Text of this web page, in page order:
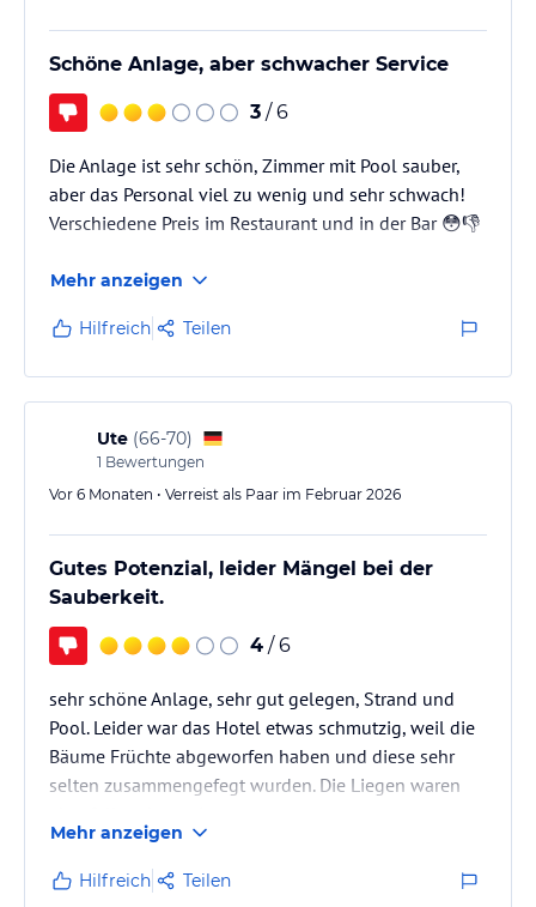
Schöne Anlage, aber schwacher Service
3 / 6
Die Anlage ist sehr schön, Zimmer mit Pool sauber,
aber das Personal viel zu wenig und sehr schwach!
Verschiedene Preis im Restaurant und in der Bar 😳👎
Mehr anzeigen
Hilfreich Teilen
Ute (66-70)
1 Bewertungen
Vor 6 Monaten • Verreist als Paar im Februar 2026
Gutes Potenzial, leider Mängel bei der
Sauberkeit.
4 / 6
sehr schöne Anlage, sehr gut gelegen, Strand und
Pool. Leider war das Hotel etwas schmutzig, weil die
Bäume Früchte abgeworfen haben und diese sehr
selten zusammengefegt wurden. Die Liegen waren
Mehr anzeigen
Hilfreich Teilen